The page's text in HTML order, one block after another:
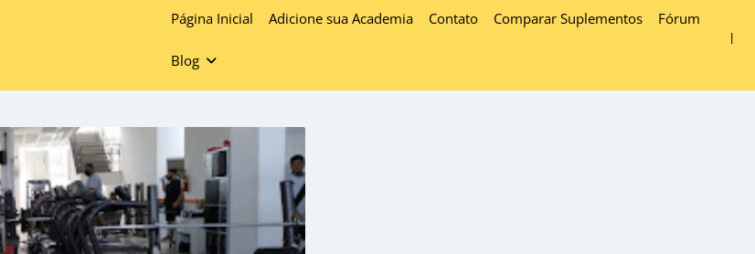
Página Inicial Adicione sua Academia Contato Comparar Suplementos Fórum
Blog